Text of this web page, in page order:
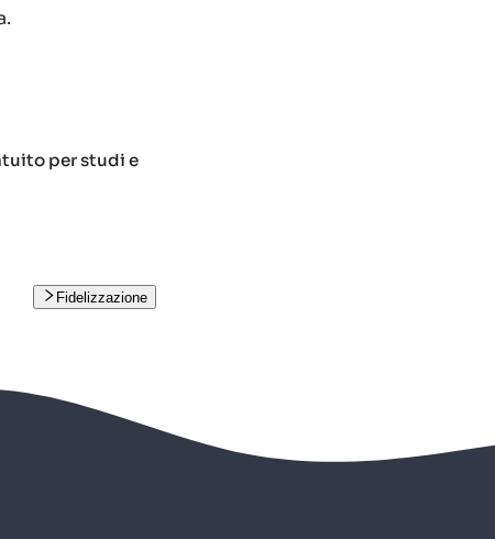
per studi e
Fidelizzazione